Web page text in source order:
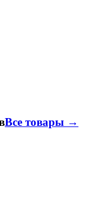
Все товары →